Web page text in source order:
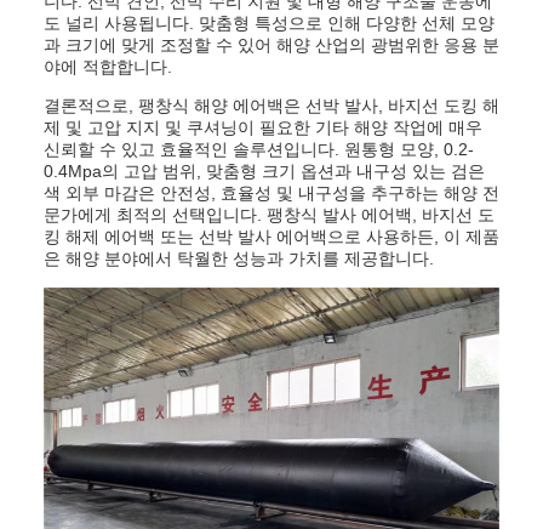
도 널리 사용됩니다. 맞춤형 특성으로 인해 다양한 선체 모양
과 크기에 맞게 조정할 수 있어 해양 산업의 광범위한 응용 분
야에 적합합니다.
결론적으로, 팽창식 해양 에어백은 선박 발사, 바지선 도킹 해
제 및 고압 지지 및 쿠셔닝이 필요한 기타 해양 작업에 매우
신뢰할 수 있고 효율적인 솔루션입니다. 원통형 모양, 0.2-
0.4Mpa의 고압 범위, 맞춤형 크기 옵션과 내구성 있는 검은
색 외부 마감은 안전성, 효율성 및 내구성을 추구하는 해양 전
문가에게 최적의 선택입니다. 팽창식 발사 에어백, 바지선 도
킹 해제 에어백 또는 선박 발사 에어백으로 사용하든, 이 제품
은 해양 분야에서 탁월한 성능과 가치를 제공합니다.